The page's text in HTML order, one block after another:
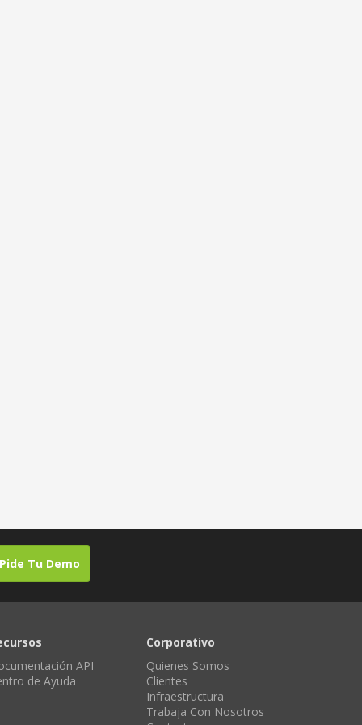
Pide Tu Demo
API
de Ayuda
Corporativo
Quienes Somos
Clientes
Infraestructura
Trabaja Con Nosotros